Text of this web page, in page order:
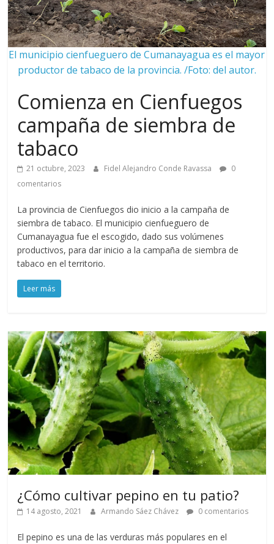
El municipio cienfueguero de Cumanayagua es el mayor
productor de tabaco de la provincia. /Foto: del autor.
Comienza en Cienfuegos
campaña de siembra de
tabaco
21 octubre, 2023 Fidel Alejandro Conde Ravassa
0
comentarios
La provincia de Cienfuegos dio inicio a la campaña de
siembra de tabaco. El municipio cienfueguero de
Cumanayagua fue el escogido, dado sus volúmenes
productivos, para dar inicio a la campaña de siembra de
tabaco en el territorio.
Leer más
¿Cómo cultivar pepino en tu patio?
14 agosto, 2021 Armando Sáez Chávez 0 comentarios
El pepino es una de las verduras más populares en el